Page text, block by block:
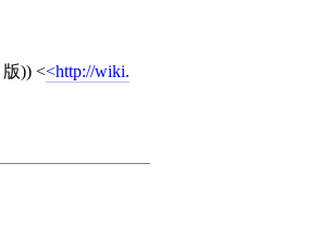
版)) < http://wiki.